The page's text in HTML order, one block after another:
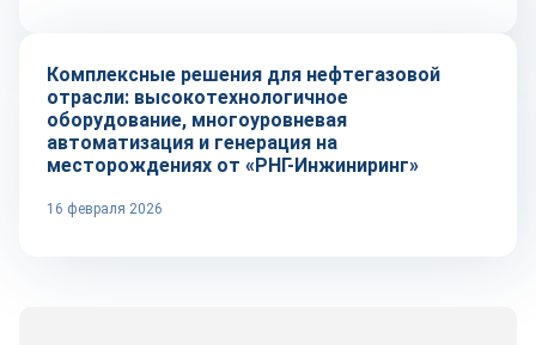
Комплексные решения для нефтегазовой
отрасли: высокотехнологичное
оборудование, многоуровневая
автоматизация и генерация на
месторождениях от «РНГ-Инжиниринг»
16 февраля 2026